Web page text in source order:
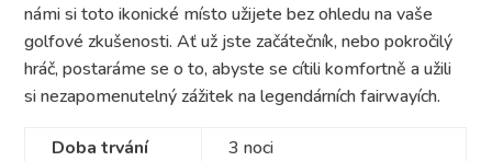
námi si toto ikonické místo užijete bez ohledu na vaše
golfové zkušenosti. Ať už jste začátečník, nebo pokročilý
hráč, postaráme se o to, abyste se cítili komfortně a užili
si nezapomenutelný zážitek na legendárních fairwayích.
Doba trvání 3 noci